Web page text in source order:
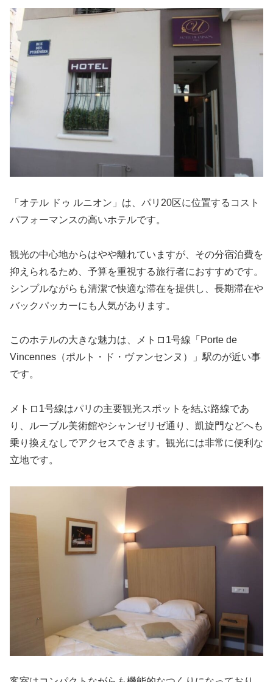
「オテル ドゥ ルニオン」は、パリ20区に位置するコスト
パフォーマンスの高いホテルです。
観光の中心地からはやや離れていますが、その分宿泊費を
抑えられるため、予算を重視する旅行者におすすめです。
シンプルながらも清潔で快適な滞在を提供し、長期滞在や
バックパッカーにも人気があります。
このホテルの大きな魅力は、メトロ1号線「Porte de
Vincennes（ポルト・ド・ヴァンセンヌ）」駅のが近い事
です。
メトロ1号線はパリの主要観光スポットを結ぶ路線であ
り、ルーブル美術館やシャンゼリゼ通り、凱旋門などへも
乗り換えなしでアクセスできます。観光には非常に便利な
立地です。